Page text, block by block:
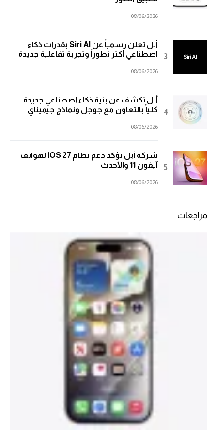
08/06/2026
أبل تعلن رسمياً عن Siri AI بقدرات ذكاء
اصطناعي أكثر تطوراً وتجربة تفاعلية جديدة
08/06/2026
أبل تكشف عن بنية ذكاء اصطناعي جديدة
كلياً بالتعاون مع جوجل ونماذج جيميناي
08/06/2026
شركة أبل تؤكد دعم نظام iOS 27 لهواتف
آيفون 11 والأحدث
08/06/2026
مراجعات